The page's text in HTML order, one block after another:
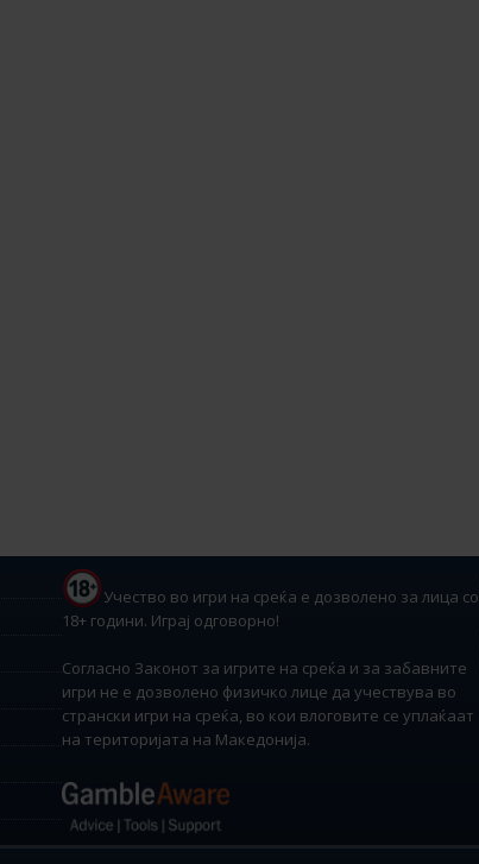
Учество во игри на среќа е дозволено за лица со
18+ години. Играј одговорно!
Согласно Законот за игрите на среќа и за забавните
игри не е дозволено физичко лице да учествува во
странски игри на среќа, во кои влоговите се уплаќаат
на територијата на Македонија.